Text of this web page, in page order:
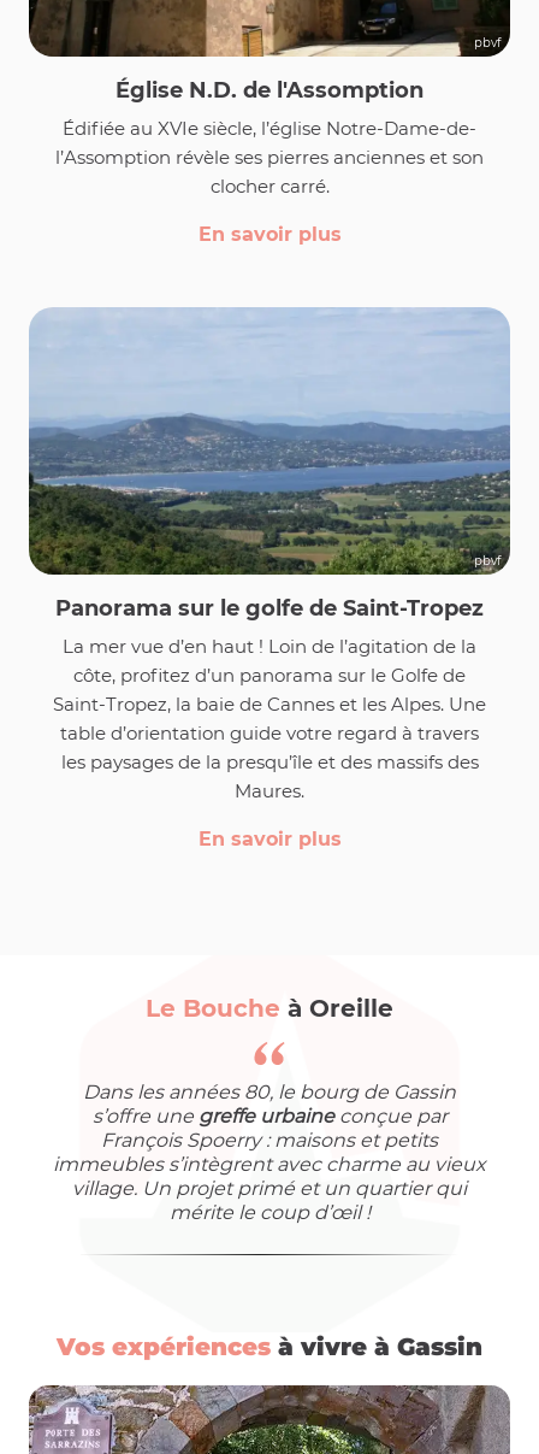
pbvf
Église N.D. de l'Assomption
Édifiée au XVIe siècle, l’église Notre-Dame-de-
l’Assomption révèle ses pierres anciennes et son
clocher carré.
En savoir plus
pbvf
Panorama sur le golfe de Saint-Tropez
La mer vue d’en haut ! Loin de l’agitation de la
côte, profitez d’un panorama sur le Golfe de
Saint-Tropez, la baie de Cannes et les Alpes. Une
table d’orientation guide votre regard à travers
les paysages de la presqu’île et des massifs des
Maures.
En savoir plus
Le Bouche à Oreille
Dans les années 80, le bourg de Gassin
s’offre une greffe urbaineconçue par
François Spoerry : maisons et petits
immeubles s’intègrent avec charme au vieux
village. Un projet primé et un quartier qui
mérite le coup d’œil !
Vos expériences à vivre à Gassin